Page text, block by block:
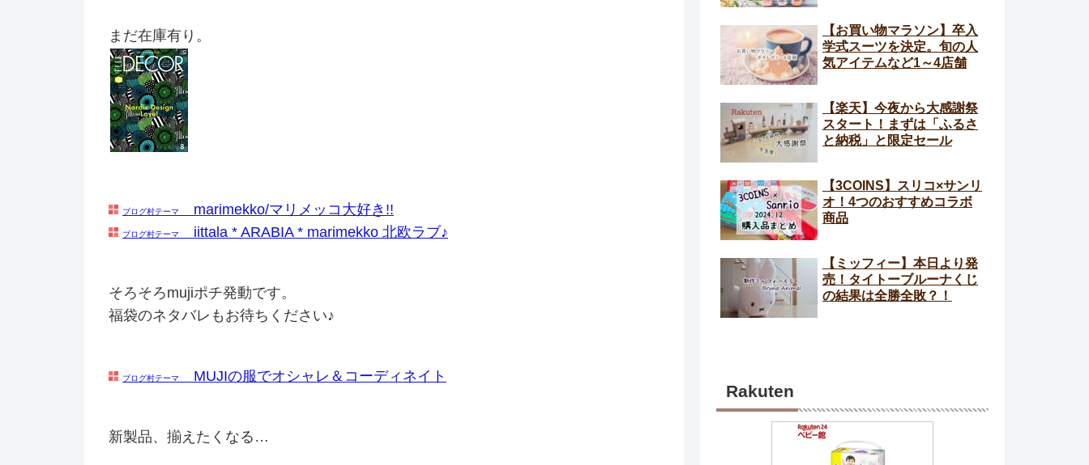
まだ在庫有り。
ブログ村テーマ marimekko/マリメッコ大好き!!
ブログ村テーマ iittala * ARABIA * marimekko 北欧ラブ♪
そろそろmujiポチ発動です。
福袋のネタバレもお待ちください♪
ブログ村テーマ MUJIの服でオシャレ＆コーディネイト
新製品、揃えたくなる…
【お買い物マラソン】卒入
学式スーツを決定。旬の人
気アイテムなど1～4店舗
【楽天】今夜から大感謝祭
スタート！まずは「ふるさ
と納税」と限定セール
【3COINS】スリコ×サンリ
オ！4つのおすすめコラボ
商品
【ミッフィー】本日より発
売！タイトーブルーナくじ
の結果は全勝全敗？！
Rakuten